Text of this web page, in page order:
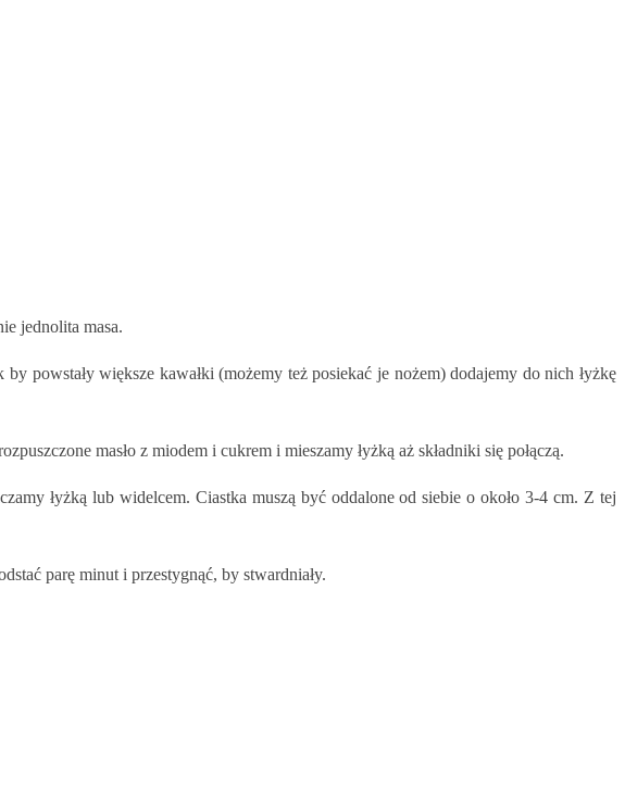
jednolita masa.
powstały większe kawałki (możemy też posiekać je nożem) dodajemy do nich łyżkę
masło z miodem i cukrem i mieszamy łyżką aż składniki się połączą.
łyżką lub widelcem. Ciastka muszą być oddalone od siebie o około 3-4 cm. Z tej
parę minut i przestygnąć, by stwardniały.